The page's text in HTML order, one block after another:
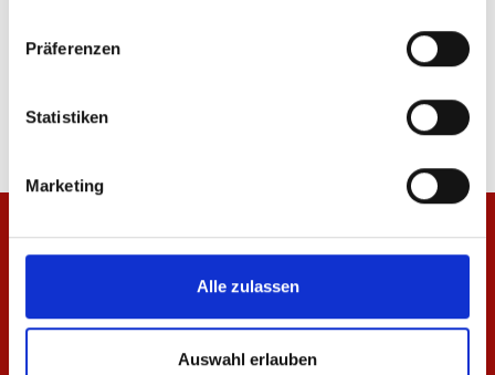
Präferenzen
Statistiken
Marketing
Alle zulassen
Auswahl erlauben